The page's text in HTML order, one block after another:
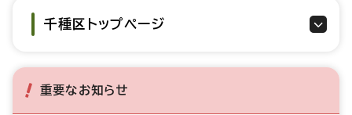
千種区トップページ
重要なお知らせ